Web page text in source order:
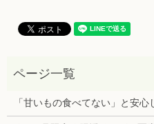
「甘いもの食べてない」と安心